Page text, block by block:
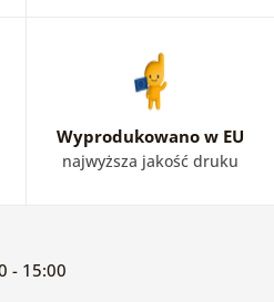
Wyprodukowano w EU
najwyższa jakość druku
- 15:00